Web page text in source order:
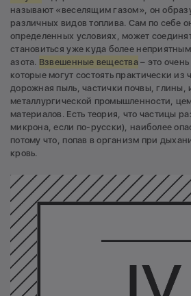
называют «веселящим газом», он
различных видов топлива. Сам по себе
определенных условиях, может
становиться уже куда более
азота. Взвешенные вещества – это
которые могут состоять практически из
дорожная пыль, частички почвы, глины,
металлургической промышленности,
материалов. Есть теория, что частицы
микрона, если по-русски), наиболее
потому что, попав в организм при
кровь.